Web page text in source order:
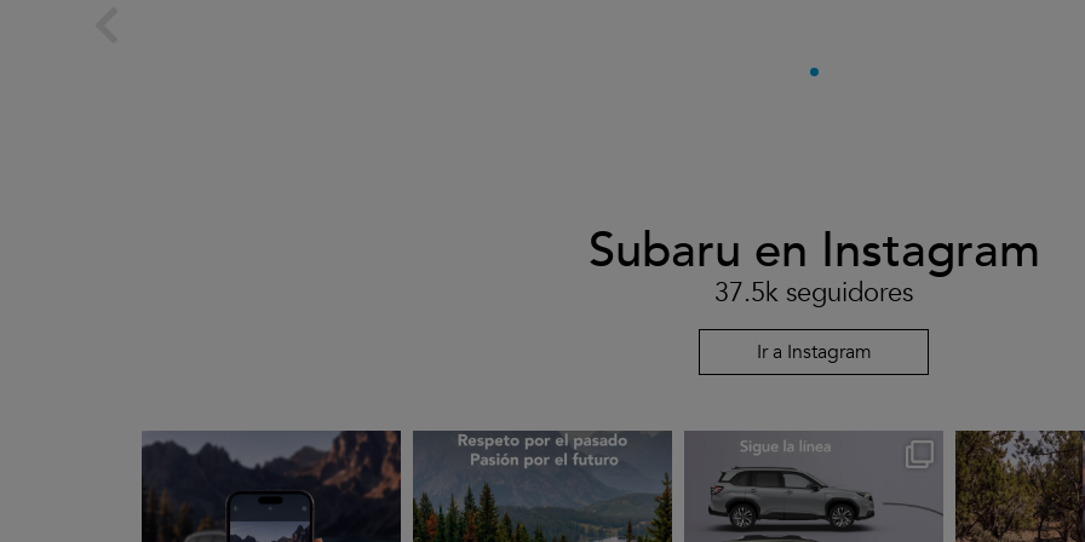
Subaru en Instagram
37.5k seguidores
Ir a Instagram
subarues
Ago 5
subarues
Ago 3
subarues
Jul 30